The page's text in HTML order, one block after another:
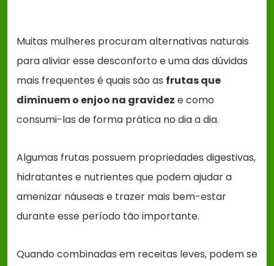
Muitas mulheres procuram alternativas naturais
para aliviar esse desconforto e uma das dúvidas
mais frequentes é quais são as frutas que
diminuem o enjoo na gravidez e como
consumi-las de forma prática no dia a dia.
Algumas frutas possuem propriedades digestivas,
hidratantes e nutrientes que podem ajudar a
amenizar náuseas e trazer mais bem-estar
durante esse período tão importante.
Quando combinadas em receitas leves, podem se